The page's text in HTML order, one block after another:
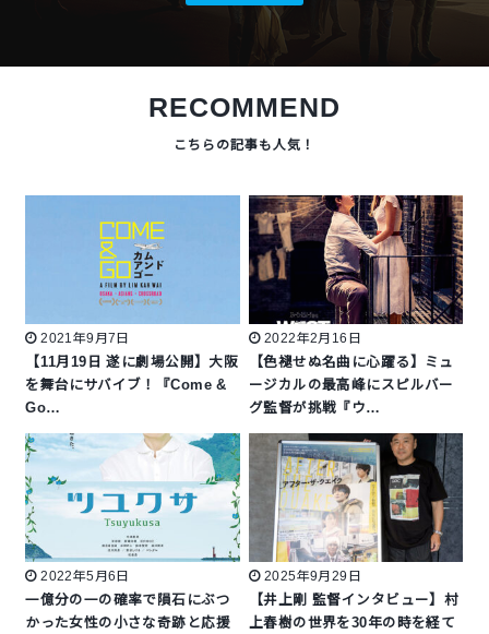
RECOMMEND
2021年9月7日
【11月19日 遂に劇場公開】大阪
を舞台にサバイブ！『Come &
Go…
2022年2月16日
【色褪せぬ名曲に心躍る】ミュ
ージカルの最高峰にスピルバー
グ監督が挑戦『ウ…
2022年5月6日
一億分の一の確率で隕石にぶつ
かった女性の小さな奇跡と応援
2025年9月29日
【井上剛 監督インタビュー】村
上春樹の世界を30年の時を経て